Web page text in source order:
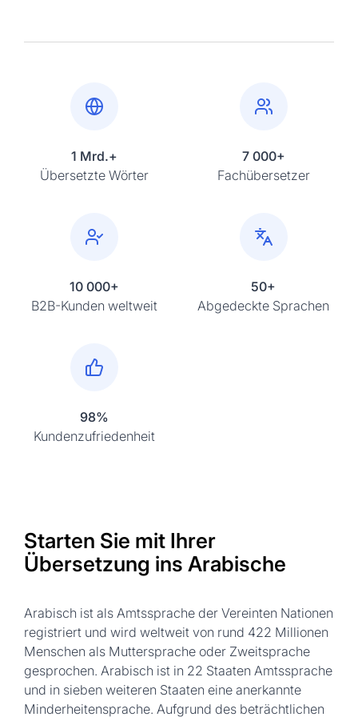
1 Mrd.+
Übersetzte Wörter
7 000+
Fachübersetzer
10 000+
B2B-Kunden weltweit
50+
Abgedeckte Sprachen
98%
Kundenzufriedenheit
Starten Sie mit Ihrer
Übersetzung ins Arabische
Arabisch ist als Amtssprache der Vereinten Nationen
registriert und wird weltweit von rund 422 Millionen
Menschen als Muttersprache oder Zweitsprache
gesprochen. Arabisch ist in 22 Staaten Amtssprache
und in sieben weiteren Staaten eine anerkannte
Minderheitensprache. Aufgrund des beträchtlichen